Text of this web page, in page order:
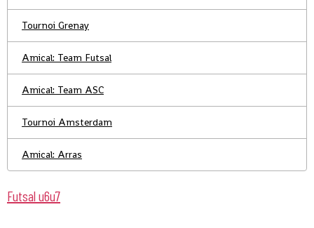
Tournoi Grenay
Amical: Team Futsal
Amical: Team ASC
Tournoi Amsterdam
Amical: Arras
Futsal u6u7